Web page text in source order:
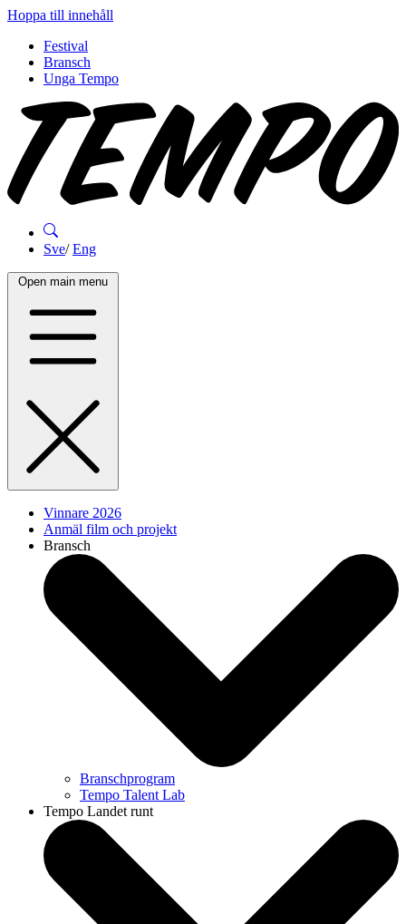
Hoppa till innehåll
Festival
Bransch
Unga Tempo
Sve/Eng
Open main menu
Vinnare 2026
Anmäl film och projekt
Bransch
Branschprogram
Tempo Talent Lab
Tempo Landet runt